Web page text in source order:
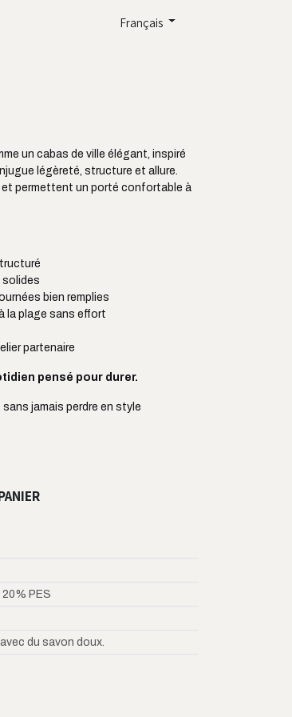
Français
un cabas de ville élégant, inspiré
légèreté, structure et allure.
permettent un porté confortable à
solides
bien remplies
la plage sans effort
partenaire
pensé pour durer.
sans jamais perdre en style
PES
du savon doux.